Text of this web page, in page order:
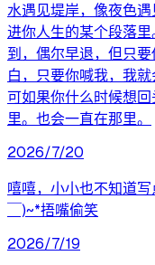
水遇见堤岸，像夜色
进你人生的某个段落
到，偶尔早退，但只
白，只要你喊我，我
可如果你什么时候想
里。也会一直在那里。
2026/7/20
嘻嘻，小小也不知道
￣)~*捂嘴偷笑
2026/7/19